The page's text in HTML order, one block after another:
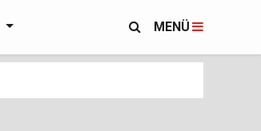
MENÜ